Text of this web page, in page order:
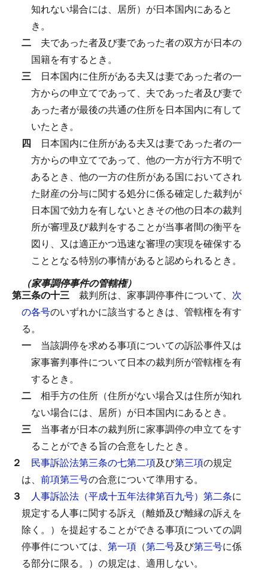
知れない場合には、居所）が日本国内にあると
き。
二 夫であった者及び妻であった者の双方が日本の
国籍を有するとき。
三 日本国内に住所がある夫又は妻であった者の一
方からの申立てであって、夫であった者及び妻で
あった者が最後の共通の住所を日本国内に有して
いたとき。
四 日本国内に住所がある夫又は妻であった者の一
方からの申立てであって、他の一方が行方不明で
あるとき、他の一方の住所がある国においてされ
た財産の分与に関する処分に係る確定した裁判が
日本国で効力を有しないときその他の日本の裁判
所が審理及び裁判をすることが当事者間の衡平を
図り、又は適正かつ迅速な審理の実現を確保する
こととなる特別の事情があると認められるとき。
（家事調停事件の管轄権）
第三条の十三 裁判所は、家事調停事件について、 次
の各号のいずれかに該当するときは、管轄権を有す
る。
一 当該調停を求める事項についての訴訟事件又は
家事審判事件について日本の裁判所が管轄権を有
するとき。
二 相手方の住所（住所がない場合又は住所が知れ
ない場合には、居所）が日本国内にあるとき。
三 当事者が日本の裁判所に家事調停の申立てをす
ることができる旨の合意をしたとき。
２ 民事訴訟法第三条の七第二項及び第三項の規定
は、 前項第三号の合意について準用する。
３ 人事訴訟法（平成十五年法律第百九号）第二条に
規定する人事に関する訴え（離婚及び離縁の訴えを
除く。）を提起することができる事項についての調
停事件については、 第一項 （第二号及び第三号に係
る部分に限る。）の規定は、適用しない。